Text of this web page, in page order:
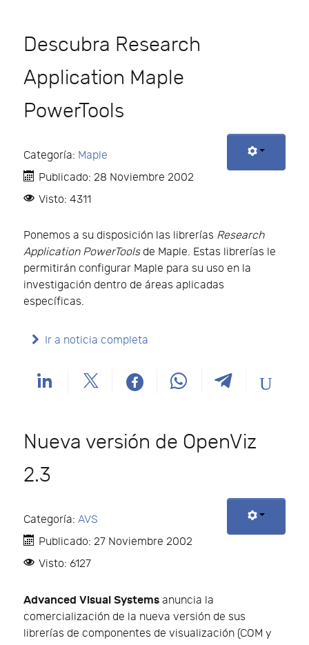
Descubra Research
Application Maple
PowerTools
Categoría: Maple
Publicado: 28 Noviembre 2002
Visto: 4311
Ponemos a su disposición las librerías Research
Application PowerToolsde Maple. Estas librerías le
permitirán configurar Maple para su uso en la
investigación dentro de áreas aplicadas
específicas.
Ir a noticia completa
Nueva versión de OpenViz
2.3
Categoría: AVS
Publicado: 27 Noviembre 2002
Visto: 6127
Advanced Visual Systems anuncia la
comercialización de la nueva versión de sus
librerías de componentes de visualización (COM y